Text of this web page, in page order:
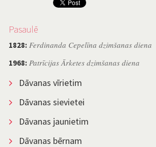
Pasaulē
1828: Ferdinanda Cepelīna dzimšanas diena
1968: Patrīcijas Ārketes dzimšanas diena
Dāvanas vīrietim
Dāvanas sievietei
Dāvanas jaunietim
Dāvanas bērnam